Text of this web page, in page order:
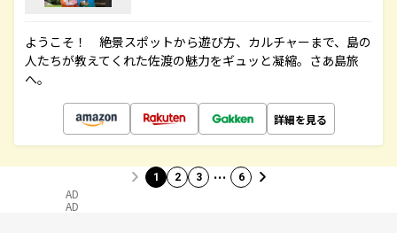
ようこそ！ 絶景スポットから遊び方、カルチャーまで、島の
人たちが教えてくれた佐渡の魅力をギュッと凝縮。さあ島旅
へ。
詳細を見る
1 2 3 … 6
AD
AD